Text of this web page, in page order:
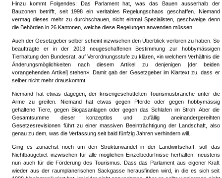
Hinzu kommt Folgendes: Das Parlament hat, was das Bauen ausserhalb der
Bauzonen betrifft, seit 1998 ein veritables Regelungschaos geschaffen. Niemand
vermag dieses mehr zu durchschauen, nicht einmal Spezialisten, geschweige denn
die Behörden in 26 Kantonen, welche diese Regelungen anwenden müssen.
Auch der Gesetzgeber selber scheint inzwischen den Überblick verloren zu haben. So
beauftragte er in der 2013 neugeschaffenen Bestimmung zur hobbymässigen
Tierhaltung den Bundesrat, auf Verordnungsstufe zu klären, «in welchem Verhältnis die
Änderungsmöglichkeiten nach diesem Artikel zu denjenigen [der beiden
vorangehenden Artikel] stehen». Damit gab der Gesetzgeber im Klartext zu, dass er
selber nicht mehr drauskommt.
Niemand hat etwas dagegen, der krisengeschüttelten Tourismusbranche unter die
Arme zu greifen. Niemand hat etwas gegen Pferde oder gegen hobbymässig
gehaltene Tiere, gegen Biogasanlagen oder gegen das Schlafen im Stroh. Aber die
Gesamtsumme dieser konzeptlos und zufällig aneinandergereihten
Gesetzesrevisionen führt zu einer massiven Beeinträchtigung der Landschaft, also
genau zu dem, was die Verfassung seit bald fünfzig Jahren verhindern will.
Ging es zunächst noch um den Strukturwandel in der Landwirtschaft, soll das
Nichtbaugebiet inzwischen für alle möglichen Einzelbedürfnisse herhalten, neustens
nun auch für die Förderung des Tourismus. Dass das Parlament aus eigener Kraft
wieder aus der raumplanerischen Sackgasse herausfinden wird, in die es sich seit